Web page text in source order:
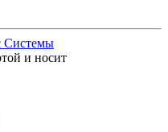
Системы
и носит